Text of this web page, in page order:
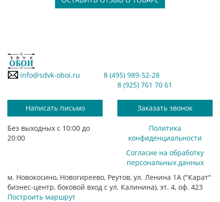
info@sdvk-oboi.ru
8 (495) 989-52-28
8 (925) 761 70 61
Написать письмо Заказать звонок
Без выходных с 10:00 до
20:00
Политика
конфиденциальности
Согласие на обработку
персональных данных
м. Новокосино, Новогиреево, Реутов, ул. Ленина 1А ("Карат"
бизнес-центр, боковой вход с ул. Калинина), эт. 4, оф. 423
Построить маршрут